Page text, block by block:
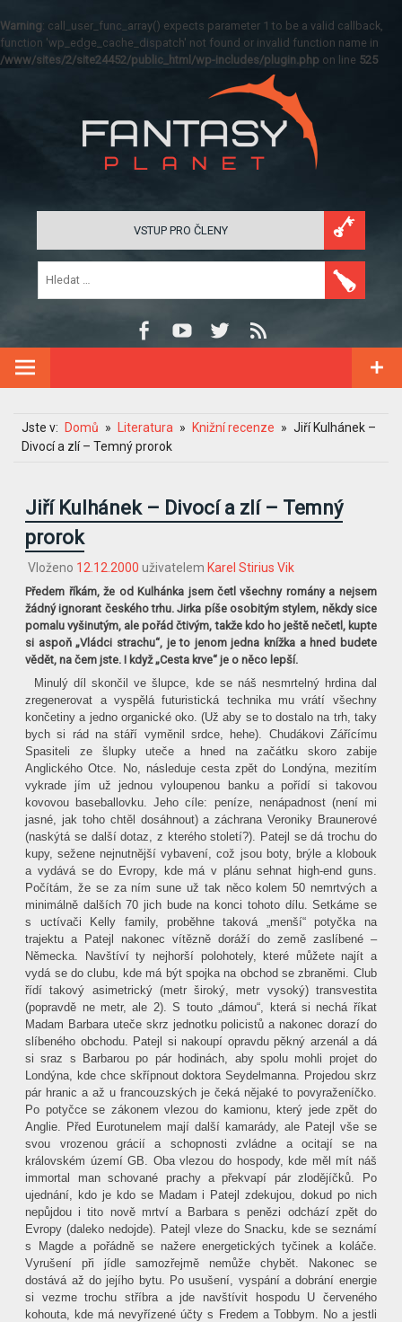
Warning: call_user_func_array() expects parameter 1 to be a valid callback,
function 'wp_edge_cache_dispatch' not found or invalid function name in
/www/sites/2/site24452/public_html/wp-includes/plugin.php on line 525
VSTUP PRO ČLENY
Jste v: Domů Literatura Knižní recenze
Jiří Kulhánek –
Divocí a zlí – Temný prorok
Jiří Kulhánek – Divocí a zlí – Temný
prorok
Vloženo 12.12.2000 uživatelem Karel Stirius Vik
Předem říkám, že od Kulhánka jsem četl všechny romány a nejsem
žádný ignorant českého trhu. Jirka píše osobitým stylem, někdy sice
pomalu vyšinutým, ale pořád čtivým, takže kdo ho ještě nečetl, kupte
si aspoň „Vládci strachu“, je to jenom jedna knížka a hned budete
vědět, na čem jste. I když „Cesta krve“ je o něco lepší.
Minulý díl skončil ve šlupce, kde se náš nesmrtelný hrdina dal
zregenerovat a vyspělá futuristická technika mu vrátí všechny
končetiny a jedno organické oko. (Už aby se to dostalo na trh, taky
bych si rád na stáří vyměnil srdce, hehe). Chudákovi Zářícímu
Spasiteli ze šlupky uteče a hned na začátku skoro zabije
Anglického Otce. No, následuje cesta zpět do Londýna, mezitím
vykrade jím už jednou vyloupenou banku a pořídí si takovou
kovovou baseballovku. Jeho cíle: peníze, nenápadnost (není mi
jasné, jak toho chtěl dosáhnout) a záchrana Veroniky Braunerové
(naskýtá se další dotaz, z kterého století?). Patejl se dá trochu do
kupy, sežene nejnutnější vybavení, což jsou boty, brýle a klobouk
a vydává se do Evropy, kde má v plánu sehnat high-end guns.
Počítám, že se za ním sune už tak něco kolem 50 nemrtvých a
minimálně dalších 70 jich bude na konci tohoto dílu. Setkáme se
s uctívači Kelly family, proběhne taková „menší“ potyčka na
trajektu a Patejl nakonec vítězně doráží do země zaslíbené –
Německa. Navštíví ty nejhorší polohotely, které můžete najít a
vydá se do clubu, kde má být spojka na obchod se zbraněmi. Club
řídí takový asimetrický (metr široký, metr vysoký) transvestita
(popravdě ne metr, ale 2). S touto „dámou“, která si nechá říkat
Madam Barbara uteče skrz jednotku policistů a nakonec dorazí do
slíbeného obchodu. Patejl si nakoupí opravdu pěkný arzenál a dá
si sraz s Barbarou po pár hodinách, aby spolu mohli projet do
Londýna, kde chce skřípnout doktora Seydelmanna. Projedou skrz
pár hranic a až u francouzských je čeká nějaké to povyraženíčko.
Po potyčce se zákonem vlezou do kamionu, který jede zpět do
Anglie. Před Eurotunelem mají další kamarády, ale Patejl vše se
svou vrozenou grácií a schopnosti zvládne a ocitají se na
královském území GB. Oba vlezou do hospody, kde měl mít náš
immortal man schované prachy a překvapí pár zlodějíčků. Po
ujednání, kdo je kdo se Madam i Patejl zdekujou, dokud po nich
nepůjdou i tito nově mrtví a Barbara s penězi odchází zpět do
Evropy (daleko nedojde). Patejl vleze do Snacku, kde se seznámí
s Magde a pořádně se nažere energetických tyčinek a koláče.
Vyrušení při jídle samozřejmě nemůže chybět. Nakonec se
dostává až do jejího bytu. Po usušení, vyspání a dobrání energie
si vezme trochu stříbra a jde navštívit hospodu U červeného
kohouta, kde má nevyřízené účty s Fredem a Tobbym. No a jestli